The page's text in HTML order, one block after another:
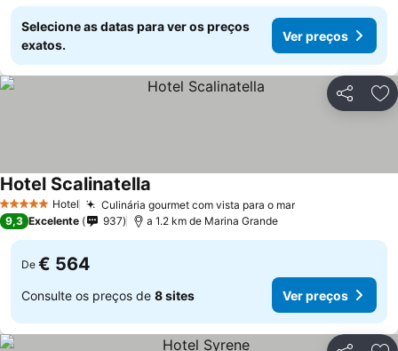
Selecione as datas para ver os preços
exatos.
Ver preços
Partilhar
5 Estrelas Hotel Culinária gourmet com vista para o mar
Hotel Scalinatella
9,3 Excelente 937 a 1.2 km de Marina Grande
De € 564
Consulte os preços de 8 sites Ver preços